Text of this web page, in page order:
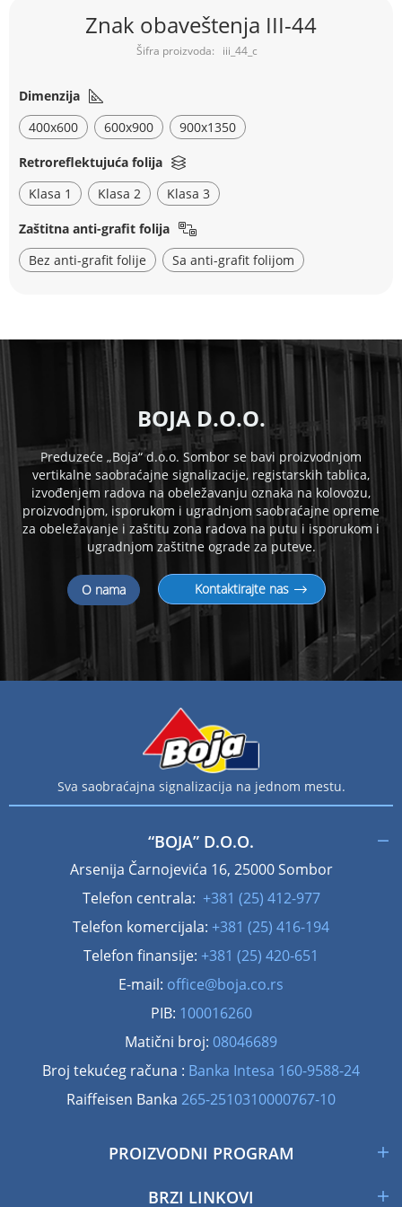
the
images
gallery
Znak obaveštenja III-44
iii_44_c
Dimenzija
400x600
600x900 900x1350
Retroreflektujuća folija
Klasa 1
Klasa 2 Klasa 3
Zaštitna anti-grafit folija
Bez anti-grafit folije
Sa anti-grafit folijom
BOJA D.O.O.
Preduzeće „Boja“ d.o.o. Sombor se bavi proizvodnjom
vertikalne saobraćajne signalizacije, registarskih tablica,
izvođenjem radova na obeležavanju oznaka na kolovozu,
proizvodnjom, isporukom i ugradnjom saobraćajne opreme
za obeležavanje i zaštitu zona radova na putu i isporukom i
ugradnjom zaštitne ograde za puteve.
O nama Kontaktirajte nas
Sva saobraćajna signalizacija na jednom mestu.
“BOJA” D.O.O.
Arsenija Čarnojevića 16, 25000 Sombor
Telefon centrala: +381 (25) 412-977
Telefon komercijala: +381 (25) 416-194
Telefon finansije: +381 (25) 420-651
E-mail: office@boja.co.rs
PIB: 100016260
Matični broj: 08046689
Broj tekućeg računa : Banka Intesa 160-9588-24
Raiffeisen Banka 265-2510310000767-10
PROIZVODNI PROGRAM
BRZI LINKOVI